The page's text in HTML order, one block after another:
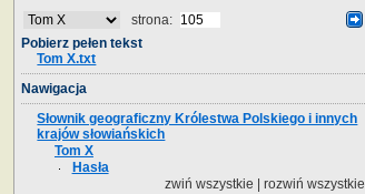
strona:
Pobierz pełen tekst
Tom X.txt
Nawigacja
Słownik geograficzny Królestwa Polskiego i innych
krajów słowiańskich
Tom X
Hasła
zwiń wszystkie |rozwiń wszystkie